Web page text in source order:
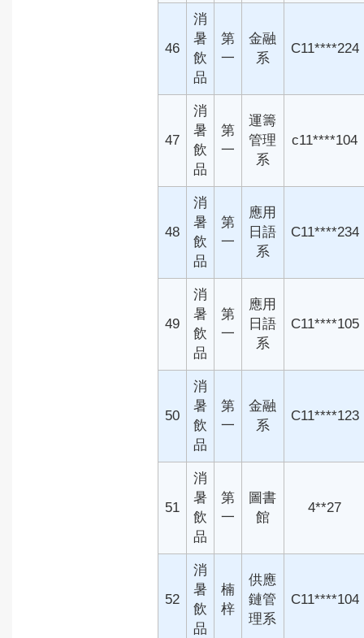
46
消
暑
飲
品
第
一
金融
系
C11****224
47
消
暑
飲
品
第
一
運籌
管理
系
c11****104
48
消
暑
飲
品
第
一
應用
日語
系
C11****234
49
消
暑
飲
品
第
一
應用
日語
系
C11****105
50
消
暑
飲
品
第
一
金融
系
C11****123
51
消
暑
飲
品
第
一
圖書
館
4**27
52
消
暑
飲
品
楠
梓
供應
鏈管
理系
C11****104